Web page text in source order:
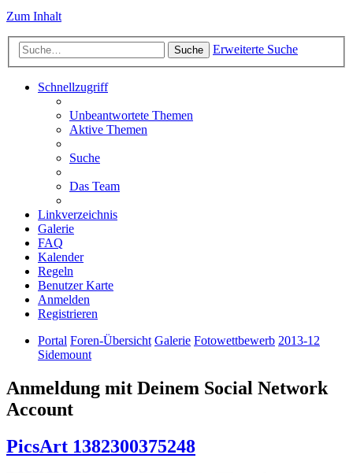
Zum Inhalt
Suche Erweiterte Suche
Schnellzugriff
Unbeantwortete Themen
Aktive Themen
Suche
Das Team
Linkverzeichnis
Galerie
FAQ
Kalender
Regeln
Benutzer Karte
Anmelden
Registrieren
Portal Foren-Übersicht Galerie Fotowettbewerb 2013-12
Sidemount
Anmeldung mit Deinem Social Network
Account
PicsArt 1382300375248